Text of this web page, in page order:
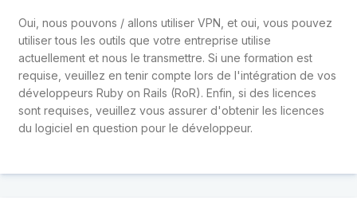
Oui, nous pouvons / allons utiliser VPN, et oui, vous pouvez
utiliser tous les outils que votre entreprise utilise
actuellement et nous le transmettre. Si une formation est
requise, veuillez en tenir compte lors de l'intégration de vos
développeurs Ruby on Rails (RoR). Enfin, si des licences
sont requises, veuillez vous assurer d'obtenir les licences
du logiciel en question pour le développeur.